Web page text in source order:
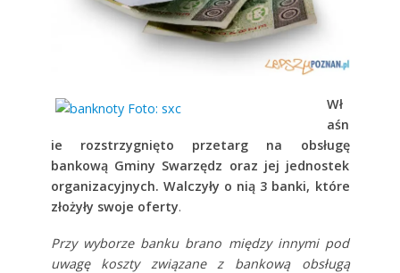
Wł
aśn
ie rozstrzygnięto przetarg na obsługę
bankową Gminy Swarzędz oraz jej jednostek
organizacyjnych. Walczyły o nią 3 banki, które
złożyły swoje oferty.
Przy wyborze banku brano między innymi pod
uwagę koszty związane z bankową obsługą